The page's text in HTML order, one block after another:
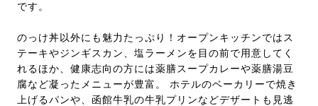
です。
のっけ丼以外にも魅力たっぷり！オープンキッチンではス
テーキやジンギスカン、塩ラーメンを目の前で用意してく
れるほか、健康志向の方には薬膳スープカレーや薬膳湯豆
腐など凝ったメニューが豊富。 ホテルのベーカリーで焼き
上げるパンや、函館牛乳の牛乳プリンなどデザートも見逃